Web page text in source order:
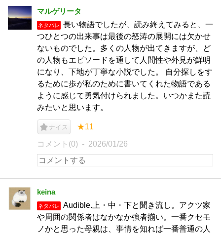
マルゲリータ
ネタバレ
長い物語でしたが、読み終えてみると、一
つひとつの出来事は最後の怒涛の展開には欠かせ
ないものでした。多くの人物が出てきますが、ど
の人物もエピソードを通して人間性や外見が鮮明
になり、下地が丁寧な小説でした。 自分探しをす
るために歩が私のために書いてくれた物語である
ように感じて勇気付けられました。いつかまた読
みたいと思います。
ナイス ★11
コメント(0) 2026/01/26
keina
ネタバレ
Audible.上・中・下と聞き流し。アクツ家
や周囲の関係者はなかなか強者揃い。一番クセモ
ノかと思った母親は、事情を知れば一番普通の人